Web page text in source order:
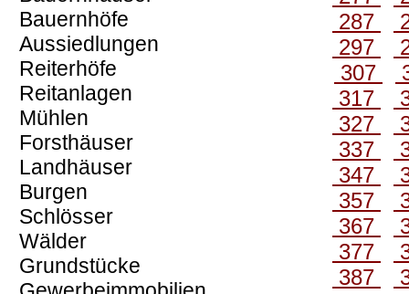
Bauernhöfe
Aussiedlungen
Reiterhöfe
Reitanlagen
Mühlen
Forsthäuser
Landhäuser
Burgen
Schlösser
Wälder
Grundstücke
287
297
307
317
327
337
347
357
367
377
387